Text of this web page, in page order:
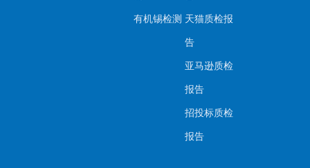
有机锡检测 天猫质检报
告
亚马逊质检
报告
招投标质检
报告